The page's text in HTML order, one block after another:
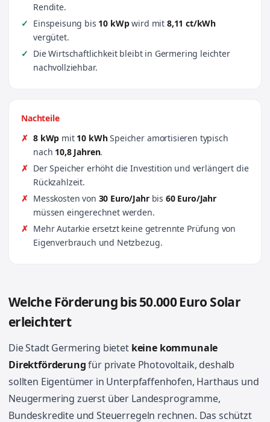
Rendite.
Einspeisung bis 10 kWpwird mit 8,11 ct/kWh
vergütet.
Die Wirtschaftlichkeit bleibt in Germering leichter
nachvollziehbar.
Nachteile
8 kWp mit 10 kWhSpeicher amortisieren typisch
nach 10,8 Jahren.
Der Speicher erhöht die Investition und verlängert die
Rückzahlzeit.
Messkosten von 30 Euro/Jahrbis 60 Euro/Jahr
müssen eingerechnet werden.
Mehr Autarkie ersetzt keine getrennte Prüfung von
Eigenverbrauch und Netzbezug.
Welche Förderung bis 50.000 Euro Solar
erleichtert
Die Stadt Germering bietet keine kommunale
Direktförderungfür private Photovoltaik, deshalb
sollten Eigentümer in Unterpfaffenhofen, Harthaus und
Neugermering zuerst über Landesprogramme,
Bundeskredite und Steuerregeln rechnen. Das schützt